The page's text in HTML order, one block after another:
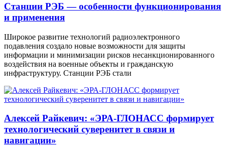
Станции РЭБ — особенности функционирования
и применения
Широкое развитие технологий радиоэлектронного
подавления создало новые возможности для защиты
информации и минимизации рисков несанкционированного
воздействия на военные объекты и гражданскую
инфраструктуру. Станции РЭБ стали
Алексей Райкевич: «ЭРА-ГЛОНАСС формирует
технологический суверенитет в связи и
навигации»